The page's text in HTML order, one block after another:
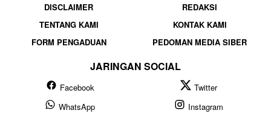
DISCLAIMER
REDAKSI
TENTANG KAMI
KONTAK KAMI
FORM PENGADUAN
PEDOMAN MEDIA SIBER
JARINGAN SOCIAL
Facebook
Twitter
WhatsApp
Instagram